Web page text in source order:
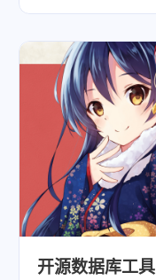
开源数据库工具